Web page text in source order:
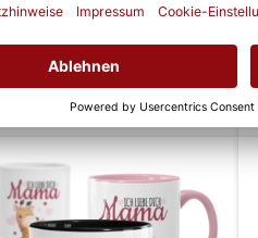
mit Spruch für Mama -
Scheiß auf Muttertag